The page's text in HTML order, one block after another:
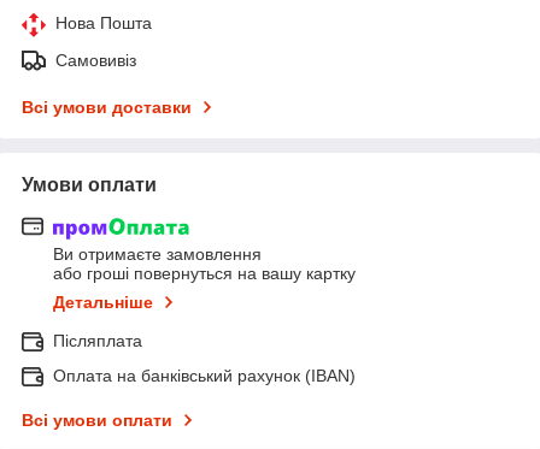
Нова Пошта
Самовивіз
Всі умови доставки
Умови оплати
Ви отримаєте замовлення
або гроші повернуться на вашу картку
Детальніше
Післяплата
Оплата на банківський рахунок (IBAN)
Всі умови оплати